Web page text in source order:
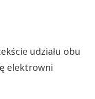
udziału obu
elektrowni